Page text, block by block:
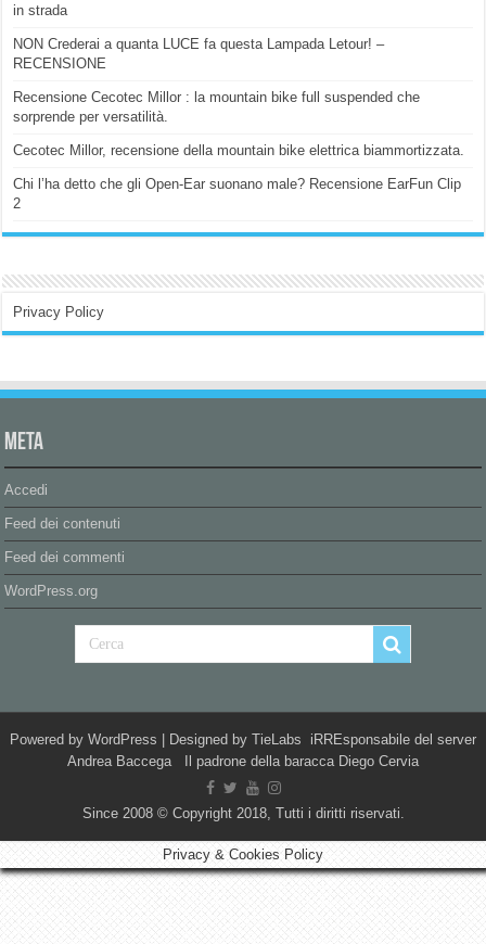
in strada
NON Crederai a quanta LUCE fa questa Lampada Letour! –
RECENSIONE
Recensione Cecotec Millor : la mountain bike full suspended che
sorprende per versatilità.
Cecotec Millor, recensione della mountain bike elettrica biammortizzata.
Chi l’ha detto che gli Open-Ear suonano male? Recensione EarFun Clip
2
Privacy Policy
Meta
Accedi
Feed dei contenuti
Feed dei commenti
WordPress.org
Powered by WordPress | Designed by TieLabs iRREsponsabile del server
Andrea Baccega Il padrone della baracca Diego Cervia
Since 2008 © Copyright 2018, Tutti i diritti riservati.
Privacy & Cookies Policy